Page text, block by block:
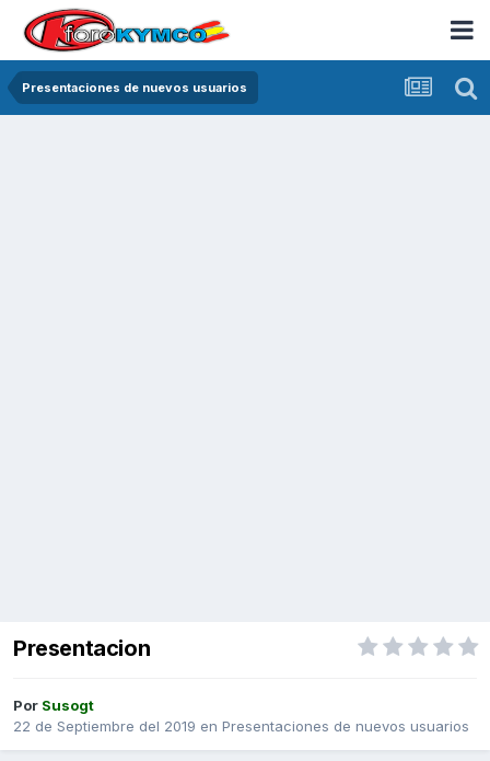
Presentaciones de nuevos usuarios
Presentacion
Por Susogt
22 de Septiembre del 2019 en Presentaciones de nuevos usuarios